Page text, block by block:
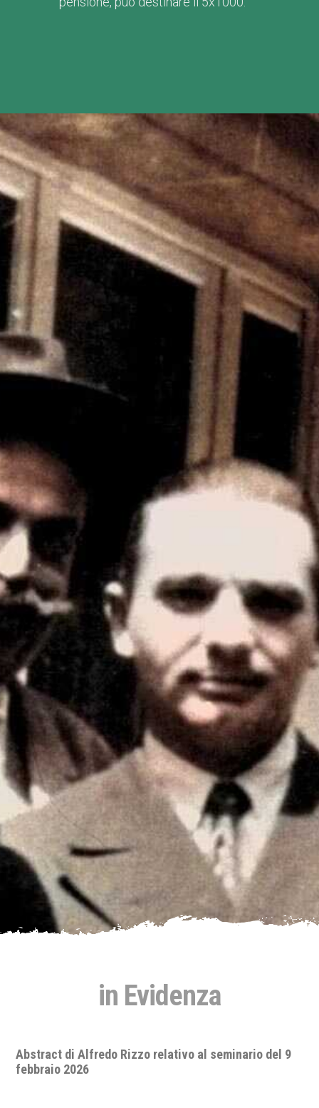
in Evidenza